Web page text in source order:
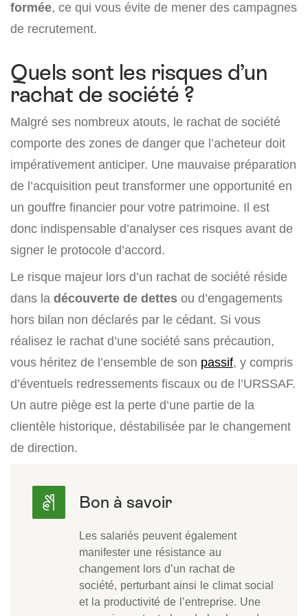
formée, ce qui vous évite de mener des campagnes
de recrutement.
Quels sont les risques d’un
rachat de société ?
Malgré ses nombreux atouts, le rachat de société
comporte des zones de danger que l’acheteur doit
impérativement anticiper. Une mauvaise préparation
de l’acquisition peut transformer une opportunité en
un gouffre financier pour votre patrimoine. Il est
donc indispensable d’analyser ces risques avant de
signer le protocole d’accord.
Le risque majeur lors d’un rachat de société réside
dans la découverte de dettes ou d’engagements
hors bilan non déclarés par le cédant. Si vous
réalisez le rachat d’une société sans précaution,
vous héritez de l’ensemble de son passif, y compris
d’éventuels redressements fiscaux ou de l’URSSAF.
Un autre piège est la perte d’une partie de la
clientèle historique, déstabilisée par le changement
de direction.
Les salariés peuvent également
manifester une résistance au
changement lors d’un rachat de
société, perturbant ainsi le climat social
et la productivité de l’entreprise. Une